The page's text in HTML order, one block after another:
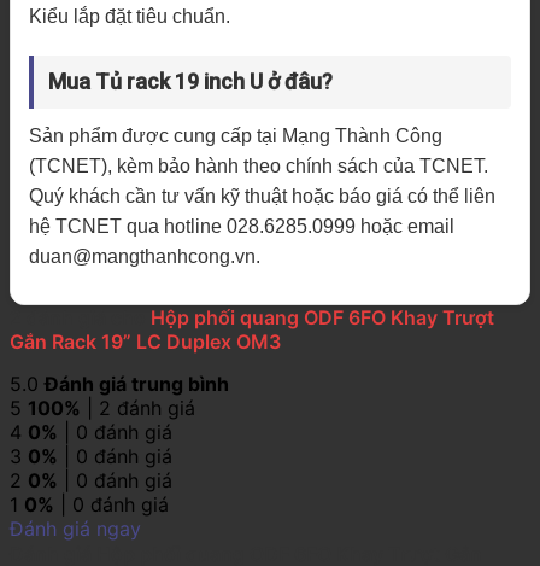
Kiểu lắp đặt tiêu chuẩn.
Mua Tủ rack 19 inch U ở đâu?
Sản phẩm được cung cấp tại Mạng Thành Công
(TCNET), kèm bảo hành theo chính sách của TCNET.
Quý khách cần tư vấn kỹ thuật hoặc báo giá có thể liên
hệ TCNET qua hotline 028.6285.0999 hoặc email
duan@mangthanhcong.vn.
Hộp phối quang ODF 6FO Khay Trượt
Gắn Rack 19” LC Duplex OM3
5.0Đánh giá trung bình
5 100% | 2 đánh giá
4 0% | 0 đánh giá
3 0% | 0 đánh giá
2 0% | 0 đánh giá
1 0% | 0 đánh giá
Đánh giá ngay